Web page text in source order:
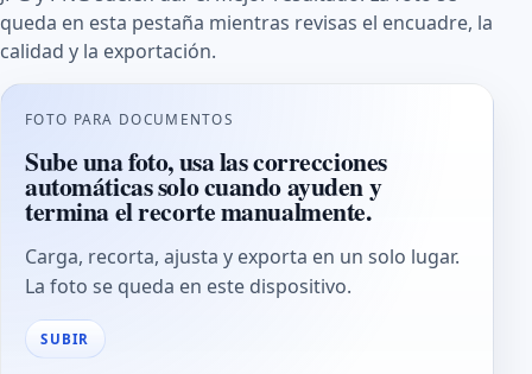
queda en esta pestaña mientras revisas el encuadre, la
calidad y la exportación.
FOTO PARA DOCUMENTOS
Sube una foto, usa las correcciones
automáticas solo cuando ayuden y
termina el recorte manualmente.
Carga, recorta, ajusta y exporta en un solo lugar.
La foto se queda en este dispositivo.
SUBIR